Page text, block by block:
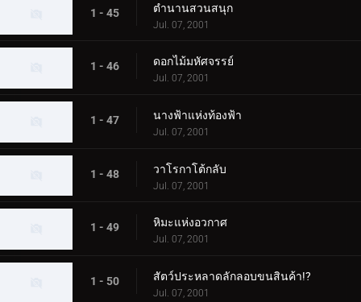
1 - 45 ตำนานสวนสนุก
Jul. 07, 2001
1 - 46 ดอกไม้มหัศจรรย์
Jul. 07, 2001
1 - 47 นางฟ้าแห่งท้องฟ้า
Jul. 07, 2001
1 - 48 วาโรกาโต้กลับ
Jul. 07, 2001
1 - 49 หิมะแห่งอวกาศ
Jul. 07, 2001
1 - 50 สัตว์ประหลาดลักลอบขนสินค้า!?
Jul. 07, 2001